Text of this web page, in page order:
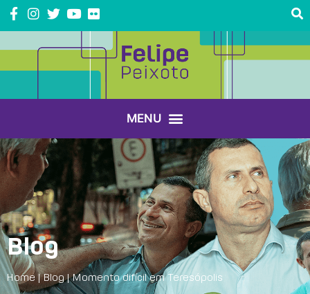
Blog
Home|Blog|Momento difícil em Teresópolis